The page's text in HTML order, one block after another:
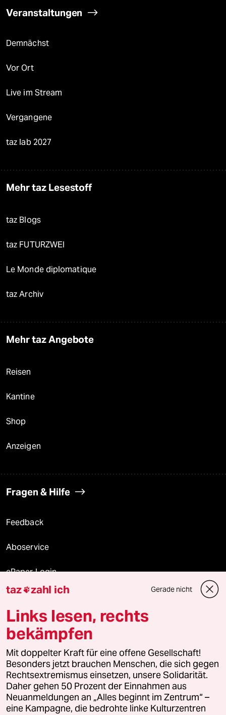
Veranstaltungen
Demnächst
Vor Ort
Live im Stream
Vergangene
taz lab 2027
Mehr taz Lesestoff
taz Blogs
taz FUTURZWEI
Le Monde diplomatique
taz Archiv
Mehr taz Angebote
Reisen
Kantine
Shop
Anzeigen
Fragen & Hilfe
Feedback
Aboservice
ePaper Login
Downloads für Abonnierende
© 2026 taz Verlags und Vertriebs GmbH
Alle Rechte vorbehalten. Bei rechtlichen Fragen oder für Genehmigungen
wenden Sie sich bitte an
lizenzen@taz.de
Feedback Redaktionsstatut Kommune-Richtlinien
taz zahl ich Gerade nicht
Links lesen, rechts
bekämpfen
Mit doppelter Kraft für eine offene Gesellschaft!
Besonders jetzt brauchen Menschen, die sich gegen
Rechtsextremismus einsetzen, unsere Solidarität.
Daher gehen 50 Prozent der Einnahmen aus
Neuanmeldungen an „Alles beginnt im Zentrum“ –
eine Kampagne, die bedrohte linke Kulturzentren